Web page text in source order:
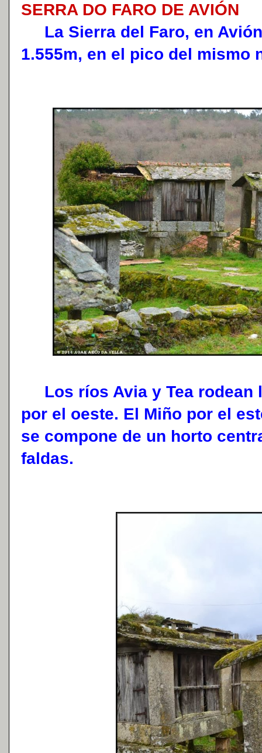
SERRA DO FARO DE AVIÓN
La Sierra del Faro, en
1.555m, en el pico del mismo
Los ríos Avia y Tea rodean
por el oeste. El Miño por el
se compone de un horto
faldas.